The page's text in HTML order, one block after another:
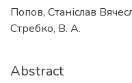
Попов, Станіслав
Стребко, В. А.
Abstract